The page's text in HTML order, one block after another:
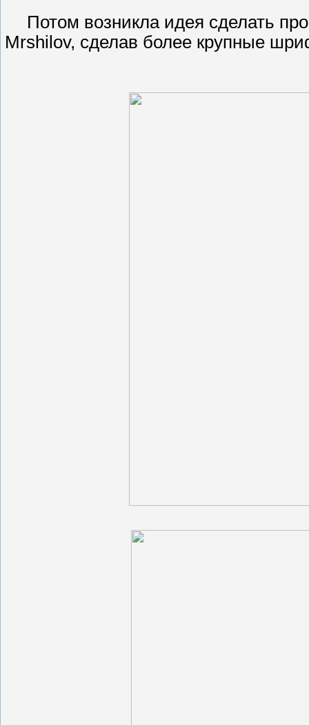
Потом возникла идея сделать
Mrshilov, сделав более крупные